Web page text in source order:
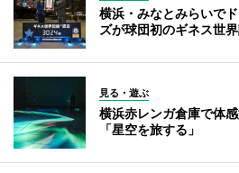
横浜・みなとみらいで
ズが球団初のギネス世
見る・遊ぶ
横浜赤レンガ倉庫で体
「星空を旅する」